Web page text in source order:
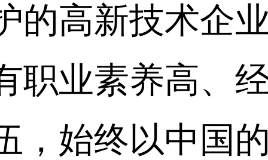
的高新技术企
职业素养高、
，始终以中国